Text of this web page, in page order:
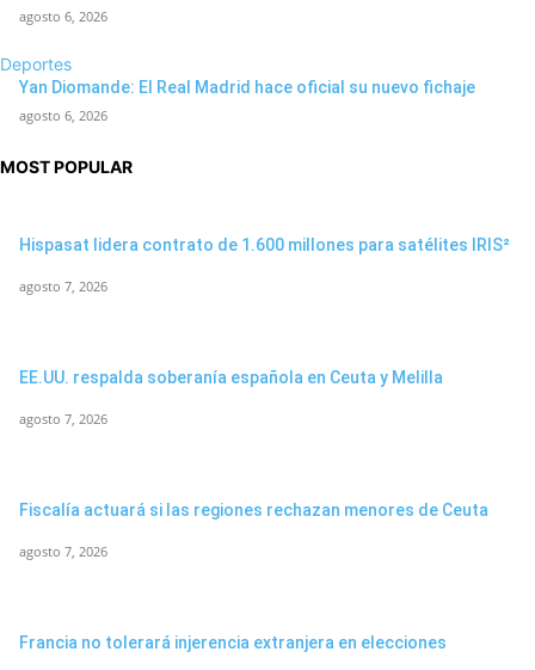
agosto 6, 2026
Deportes
Yan Diomande: El Real Madrid hace oficial su nuevo fichaje
agosto 6, 2026
MOST POPULAR
Hispasat lidera contrato de 1.600 millones para satélites IRIS²
agosto 7, 2026
EE.UU. respalda soberanía española en Ceuta y Melilla
agosto 7, 2026
Fiscalía actuará si las regiones rechazan menores de Ceuta
agosto 7, 2026
Francia no tolerará injerencia extranjera en elecciones